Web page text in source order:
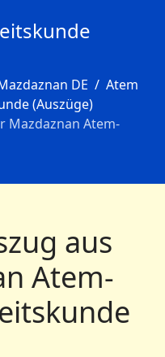
DE
Atem
(Auszüge)
Mazdaznan Atem-
aus
Atem-